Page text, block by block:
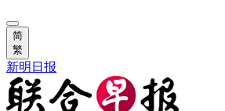
简
繁
新明日报